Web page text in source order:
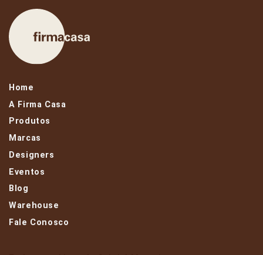
Home
A Firma Casa
Produtos
Marcas
Designers
Eventos
Blog
Warehouse
Fale Conosco